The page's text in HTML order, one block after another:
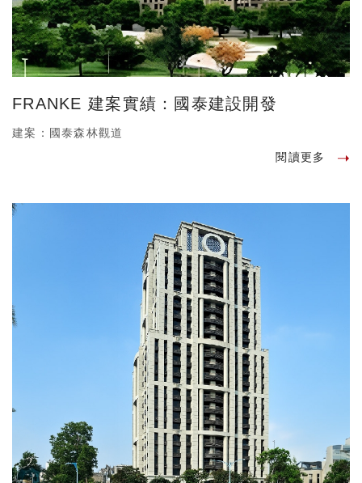
FRANKE 建案實績：國泰建設開發
建案：國泰森林觀道
閱讀更多